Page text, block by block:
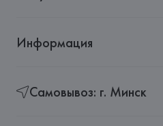
Информация
Самовывоз: г. Минск